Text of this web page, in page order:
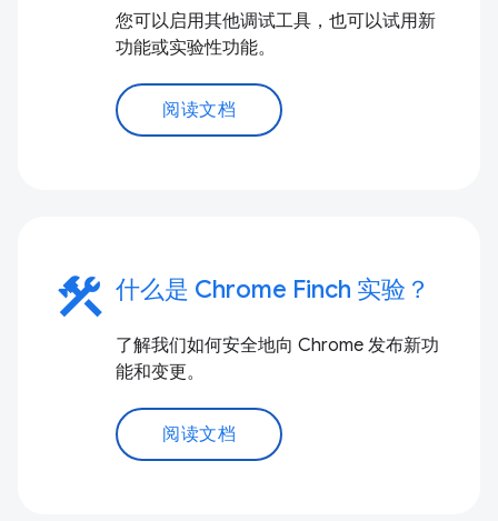
您可以启用其他调试工具，也可以试用新
功能或实验性功能。
阅读文档
construction 什么是 Chrome Finch 实验？
了解我们如何安全地向 Chrome 发布新功
能和变更。
阅读文档